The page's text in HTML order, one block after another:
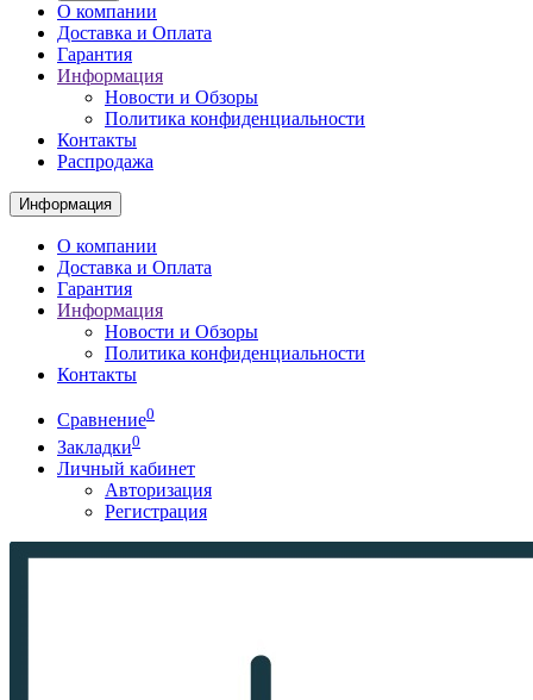
О компании
Доставка и Оплата
Гарантия
Информация
Новости и Обзоры
Политика конфиденциальности
Контакты
Распродажа
Информация
О компании
Доставка и Оплата
Гарантия
Информация
Новости и Обзоры
Политика конфиденциальности
Контакты
Сравнение0
Закладки0
Личный кабинет
Авторизация
Регистрация